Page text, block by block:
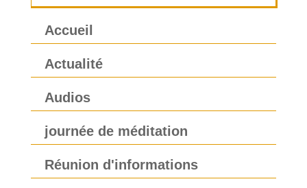
Accueil
Actualité
Audios
journée de méditation
Réunion d'informations